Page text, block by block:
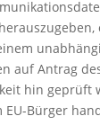
auf Antrag
hin geprüft
Bürger